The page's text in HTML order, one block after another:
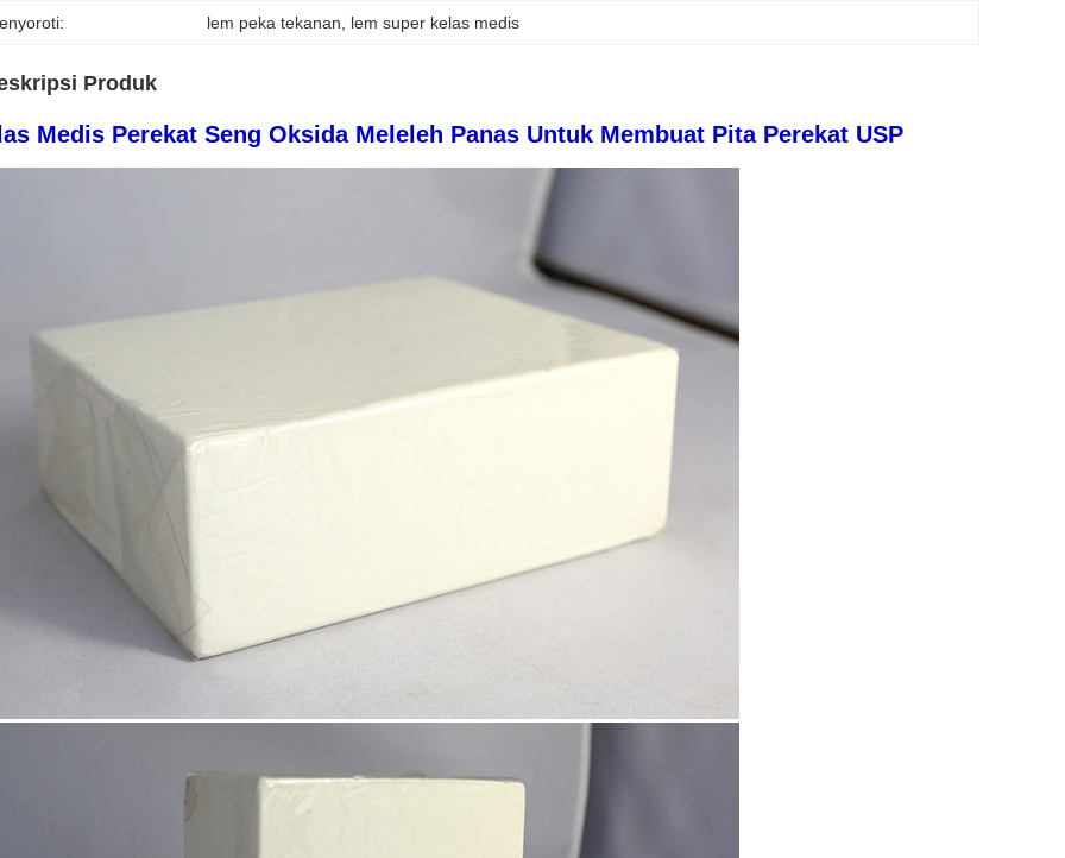
lem peka tekanan lem super kelas medis
Produk
Medis Perekat Seng Oksida Meleleh Panas Untuk Membuat Pita Perekat USP